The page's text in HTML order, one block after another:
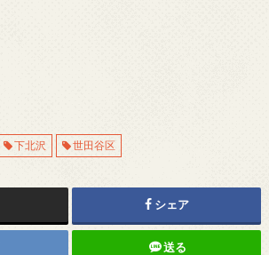
下北沢 世田谷区
シェア
送る